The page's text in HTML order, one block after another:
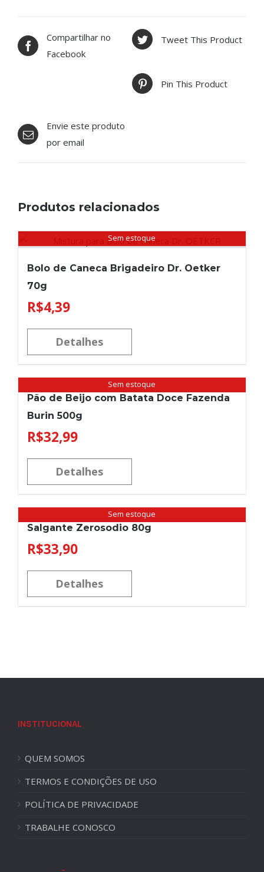
Compartilhar no
Facebook
Tweet This Product
Pin This Product
Envie este produto
por email
Produtos relacionados
Sem estoque
Bolo de Caneca Brigadeiro Dr. Oetker
70g
R$4,39
Detalhes
Sem estoque
Pão de Beijo com Batata Doce Fazenda
Burin 500g
R$32,99
Detalhes
Sem estoque
Salgante Zerosodio 80g
R$33,90
Detalhes
INSTITUCIONAL
QUEM SOMOS
TERMOS E CONDIÇÕES DE USO
POLÍTICA DE PRIVACIDADE
TRABALHE CONOSCO